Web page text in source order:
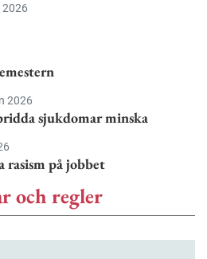
2026
2026
sjukdomar minska
på jobbet
och regler